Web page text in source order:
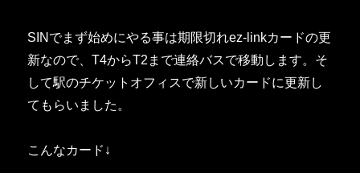
SINでまず始めにやる事は期限切れez-linkカードの更
新なので、T4からT2まで連絡バスで移動します。そ
して駅のチケットオフィスで新しいカードに更新し
てもらいました。
こんなカード↓